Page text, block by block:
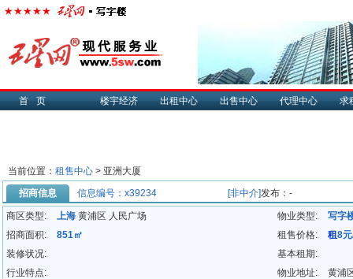
首页 楼宇经济 出租中心 出售中心 代理中心 求
当前位置： 租售中心 > 亚洲大厦
招商信息
信息编号：x39234 [非中介]发布：-
商区类型: 上海 黄浦区 人民广场 物业类型:
写字
招商面积:
851㎡ 租售价格: 租8
装修状况:
基本租期:
行业特点:
物业地址:
黄浦